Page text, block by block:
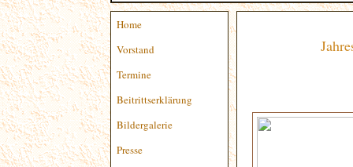
Home
Vorstand
Termine
Beitrittserklärung
Bildergalerie
Presse